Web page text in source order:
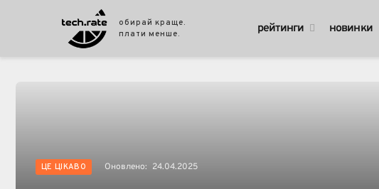
обирай краще.
плати менше.
рейтинги новинки
ЦЕ ЦІКАВО Оновлено: 24.04.2025